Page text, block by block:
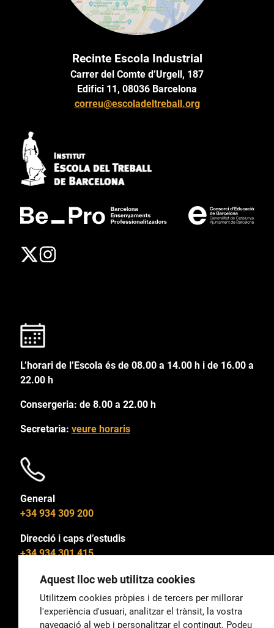
Recinte Escola Industrial
Carrer del Comte d’Urgell, 187
Edifici 11, 08036 Barcelona
correu@escoladeltreball.org
L’horari de l’Escola és de 08.00 a 14.00 h i de 16.00 a
22.00 h
Consergeria: de 8.00 a 22.00 h
Secretaria: veure horaris
General
+34 934 309 200
Direcció i caps d’estudis
+34 934 301 415
General
Aquest lloc web utilitza cookies
Utilitzem cookies pròpies i de tercers per millorar
l'experiència d'usuari, analitzar el trànsit, la vostra
navegació al web i personalitzar el contingut. Podeu